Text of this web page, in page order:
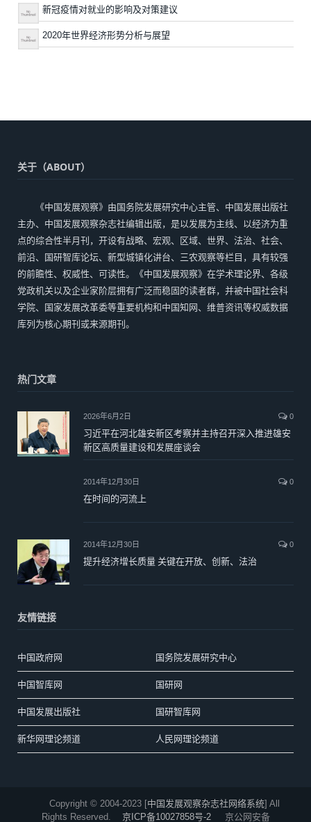
新冠疫情对就业的影响及对策建议
2020年世界经济形势分析与展望
关于（ABOUT）
《中国发展观察》由国务院发展研究中心主管、中国发展出版社
主办、中国发展观察杂志社编辑出版，是以发展为主线、以经济为重
点的综合性半月刊，开设有战略、宏观、区域、世界、法治、社会、
前沿、国研智库论坛、新型城镇化讲台、三农观察等栏目，具有较强
的前瞻性、权威性、可读性。《中国发展观察》在学术理论界、各级
党政机关以及企业家阶层拥有广泛而稳固的读者群，并被中国社会科
学院、国家发展改革委等重要机构和中国知网、维普资讯等权威数据
库列为核心期刊或来源期刊。
热门文章
2026年6月2日 0
习近平在河北雄安新区考察并主持召开深入推进雄安
新区高质量建设和发展座谈会
2014年12月30日 0
在时间的河流上
2014年12月30日 0
提升经济增长质量 关键在开放、创新、法治
友情链接
中国政府网 国务院发展研究中心
中国智库网 国研网
中国发展出版社 国研智库网
新华网理论频道 人民网理论频道
Copyright © 2004-2023 [中国发展观察杂志社网络系统] All
Rights Reserved. 京ICP备10027858号-2京公网安备